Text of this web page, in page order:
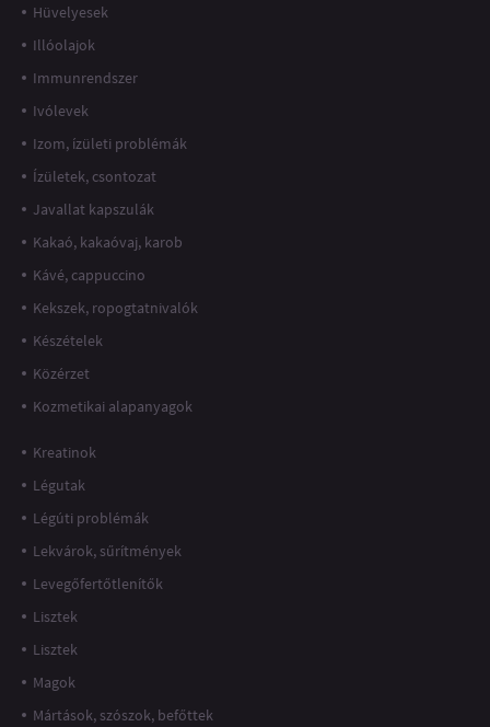
Hüvelyesek
Illóolajok
Immunrendszer
Ivólevek
Izom, ízületi problémák
Ízületek, csontozat
Javallat kapszulák
Kakaó, kakaóvaj, karob
Kávé, cappuccino
Kekszek, ropogtatnivalók
Készételek
Közérzet
Kozmetikai alapanyagok
Kreatinok
Légutak
Légúti problémák
Lekvárok, sűrítmények
Levegőfertőtlenítők
Lisztek
Lisztek
Magok
Mártások, szószok, befőttek